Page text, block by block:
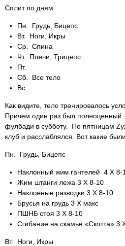
Сплит по дням
Пн. Грудь, Бицепс
Вт. Ноги, Икры
Ср. Спина
Чт. Плечи, Трицепс
Пт.
Сб. Все тело
Вс.
Как видите, тело тренировалось
Причем один раз был полноценный.
фулбади в субботу. По пятницам
клуб и расслаблялся. Вот какие
Пн. Грудь, Бицепс
Наклонный жим гантелей 4 Х 8-
Жим штанги лежа 3 Х 8-10
Наклонные разводки 3 Х 8-10
Брусья на грудь 3 Х макс
ПШНБ стоя 3 Х 8-10
Сгибание на скамье «Скотта» 3
Вт. Ноги, Икры